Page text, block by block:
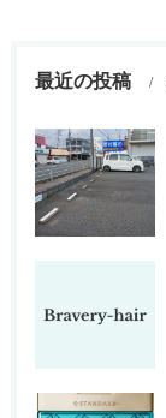
最近の投稿